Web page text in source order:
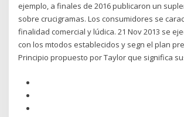
ejemplo, a finales de 2016 publicaron un
sobre crucigramas. Los consumidores se
finalidad comercial y lúdica. 21 Nov 2013 se
con los mtodos establecidos y segn el plan
Principio propuesto por Taylor que significa